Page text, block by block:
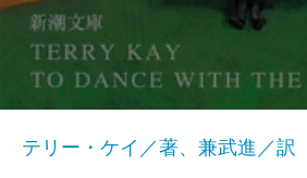
テリー・ケイ／著、兼武進／訳